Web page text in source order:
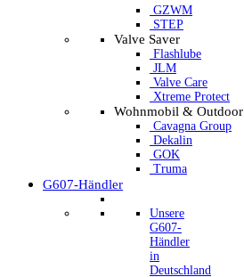
GZWM
STEP
Valve Saver
Flashlube
JLM
Valve Care
Xtreme Protect
Wohnmobil & Outdoor
Cavagna Group
Dekalin
GOK
Truma
G607-Händler
Unsere
G607-
Händler
in
Deutschland